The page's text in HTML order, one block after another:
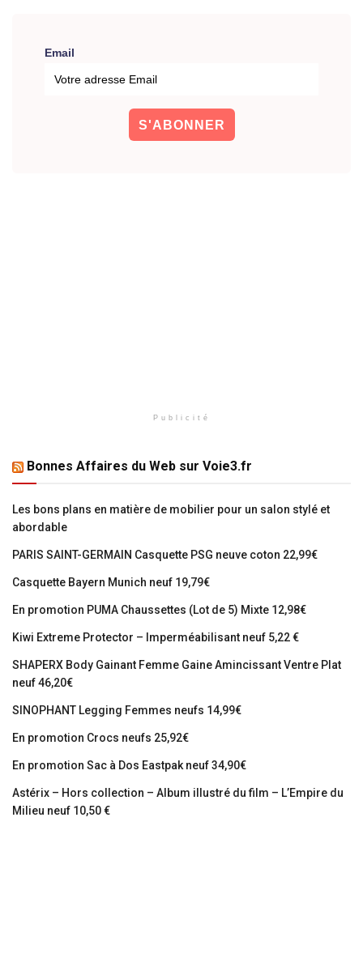
Email
Publicité
Bonnes Affaires du Web sur Voie3.fr
Les bons plans en matière de mobilier pour un salon stylé et
abordable
PARIS SAINT-GERMAIN Casquette PSG neuve coton 22,99€
Casquette Bayern Munich neuf 19,79€
En promotion PUMA Chaussettes (Lot de 5) Mixte 12,98€
Kiwi Extreme Protector – Imperméabilisant neuf 5,22 €
SHAPERX Body Gainant Femme Gaine Amincissant Ventre Plat
neuf 46,20€
SINOPHANT Legging Femmes neufs 14,99€
En promotion Crocs neufs 25,92€
En promotion Sac à Dos Eastpak neuf 34,90€
Astérix – Hors collection – Album illustré du film – L’Empire du
Milieu neuf 10,50 €